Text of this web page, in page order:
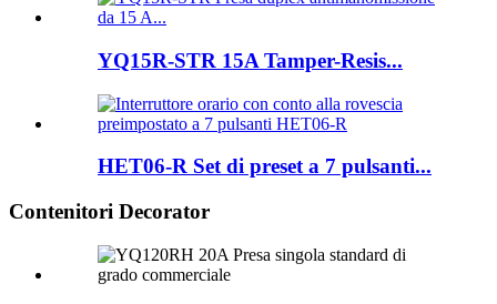
YQ15R-STR 15A Tamper-Resis...
HET06-R Set di preset a 7 pulsanti...
Contenitori Decorator